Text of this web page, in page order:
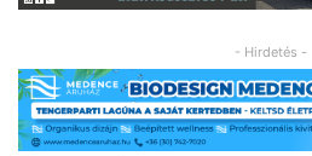
- Hirdetés -